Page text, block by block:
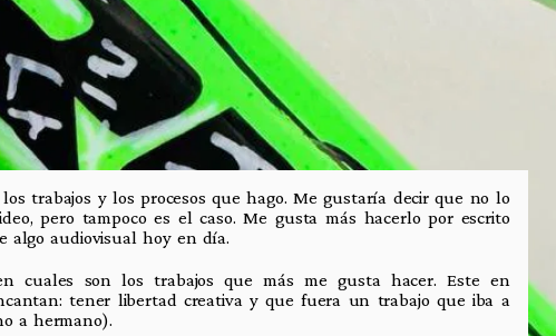
trabajos y los procesos que hago. Me gustaría decir que no lo
pero tampoco es el caso. Me gusta más hacerlo por escrito
algo audiovisual hoy en día.
cuales son los trabajos que más me gusta hacer. Este en
tener libertad creativa y que fuera un trabajo que iba a
a hermano).